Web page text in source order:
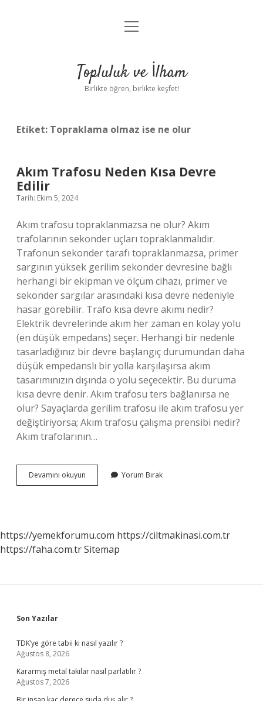
Anasayfa
Yasal Uyarı
menüyü
Topluluk ve İlham
Birlikte öğren, birlikte keşfet!
Etiket: Topraklama olmaz ise ne olur
Akım Trafosu Neden Kısa Devre
Edilir
Tarih: Ekim 5, 2024
Akım trafosu topraklanmazsa ne olur? Akım
trafolarının sekonder uçları topraklanmalıdır.
Trafonun sekonder tarafı topraklanmazsa, primer
sargının yüksek gerilim sekonder devresine bağlı
herhangi bir ekipman ve ölçüm cihazı, primer ve
sekonder sargılar arasındaki kısa devre nedeniyle
hasar görebilir. Trafo kısa devre akımı nedir?
Elektrik devrelerinde akım her zaman en kolay yolu
(en düşük empedans) seçer. Herhangi bir nedenle
tasarladığınız bir devre başlangıç ​​durumundan daha
düşük empedanslı bir yolla karşılaşırsa akım
tasarımınızın dışında o yolu seçecektir. Bu duruma
kısa devre denir. Akım trafosu ters bağlanırsa ne
olur? Sayaçlarda gerilim trafosu ile akım trafosu yer
değiştiriyorsa; Akım trafosu çalışma prensibi nedir?
Akım trafolarının…
Devamını okuyun
Trafosu
Yorum Bırak
https://yemekforumu.com https://ciltmakinasi.com.tr
https://faha.com.trSitemap
Sidebar
Son Yazılar
TDK’ye göre tabii ki nasıl yazılır ?
Ağustos 8, 2026
Kararmış metal takılar nasıl parlatılır ?
Ağustos 7, 2026